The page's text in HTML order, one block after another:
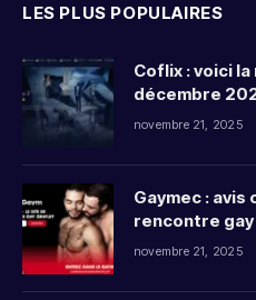
LES PLUS POPULAIRES
Coflix : voici
décembre
novembre 21, 2025
Gaymec :
rencontre gay
novembre 21, 2025